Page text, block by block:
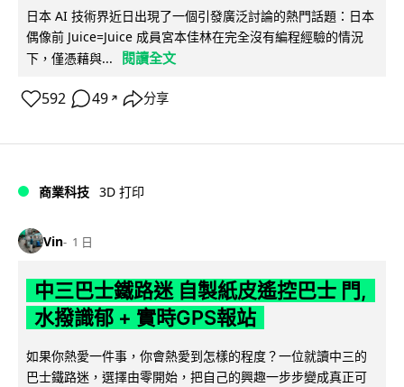
日本 AI 技術界近日出現了一個引發廣泛討論的熱門話題：日本
偶像前 Juice=Juice 成員宮本佳林在完全沒有編程經驗的情況
下，僅憑藉與...
閱讀全文
592 49 ↗ 分享
商業科技 3D 打印
Vin 1 日
中三巴士鐵路迷 自製紙皮遙控巴士 門,
水撥識郁 + 實時GPS報站
如果你熱愛一件事，你會熱愛到怎樣的程度？一位就讀中三的
巴士鐵路迷，選擇由零開始，把自己的興趣一步步變成真正可